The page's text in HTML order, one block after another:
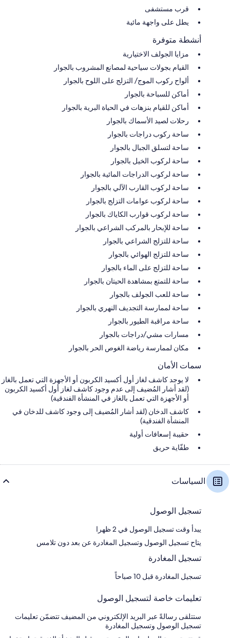
قرب مستشفى
يطل على واجهة مائية
أنشطة متوفرة
مزايا الجولف الاختيارية
القيام بجولات سياحية لمصانع المشروب بالجوار
ألواح ركوب الموج/ التزلج على اللوح بالجوار
أماكن للسباحة بالجوار
أماكن للقيام بنزهات في الحياة البرية بالجوار
رحلات لصيد الأسماك بالجوار
ساحة ركوب دراجات بالجوار
ساحة لتسلق الجبال بالجوار
ساحة لركوب الخيل بالجوار
ساحة لركوب الدراجات المائية بالجوار
ساحة لركوب القارب الآلي بالجوار
ساحة لركوب عوامات التزلج بالجوار
ساحة لركوب قوارب الكاياك بالجوار
ساحة للإبحار بالمركب الشراعي بالجوار
ساحة للتزلج الشراعي بالجوار
ساحة للتزلج الهوائي بالجوار
ساحة للتزلج على الماء بالجوار
ساحة للتمتع بمشاهدة الحيتان بالجوار
ساحة للعب الجولف بالجوار
ساحة لممارسة التجديف النهري بالجوار
ساحة مراقبة الطيور بالجوار
مسارات مشي/دراجات بالجوار
مكان لممارسة رياضة الغوص الحر بالجوار
سمات الأمان
لا يوجد كاشف لغاز أول أكسيد الكربون أو الأجهزة التي تعمل بالغاز
(لقد أشار المُضيف إلى عدم وجود كاشف لغاز أول أكسيد الكربون
أو الأجهزة التي تعمل بالغاز في المنشأة الفندقية)
كاشف الدخان (لقد أشار المُضيف إلى وجود كاشف للدخان في
المنشأة الفندقية)
حقيبة إسعافات أولية
طفّاية حريق
السياسات
تسجيل الوصول
يبدأ وقت تسجيل الوصول في 2 ظهرا
يتاح تسجيل الوصول وتسجيل المغادرة عن بعد دون تلامس
تسجيل المغادرة
تسجيل المغادرة قبل 10 صباحاً
تعليمات خاصة لتسجيل الوصول
ستتلقى رسالةً عبر البريد الإلكتروني من المضيف تتضمّن تعليمات
تسجيل الوصول وتسجيل المغادرة